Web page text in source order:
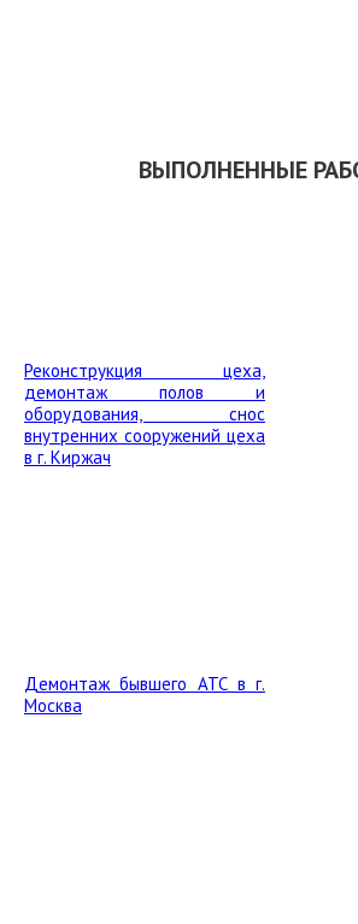
ВЫПОЛНЕННЫЕ
Реконструкция цеха,
демонтаж полов и
оборудования, снос
внутренних сооружений цеха
в г. Киржач
Демонтаж бывшего АТС в г.
Москва